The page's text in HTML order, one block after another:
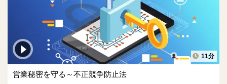
11分
営業秘密を守る～不正競争防止法